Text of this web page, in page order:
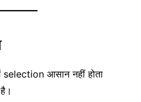
आसान नहीं होता